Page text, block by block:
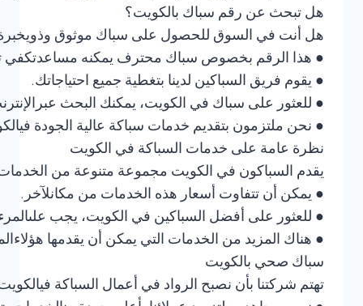
هل تبحث عن رقم سباك بالكويت؟
● هذا الرقم بخصوص سباك محترف يمكنه مساعدتكفي
● يقوم فريق السباكين لدينا بتغطية جميع احتياجاتك.
● نحن ملتزمون بتقديم خدمات سباكة عالية الجودة
نظرة عامة على خدمات السباكة في الكويت
يقدم السباكون في الكويت مجموعة متنوعة من
● يمكن أن تتفاوت أسعار هذه الخدمات من مكانلآخر.
● للعثور على أفضل السباكين في الكويت، يجب
● هناك المزيد من الخدمات التي يمكن أن يقدمها
سباك صحي بالكويت
تهتم شركتنا بأن نصبح الرواد في أعمال السباكة